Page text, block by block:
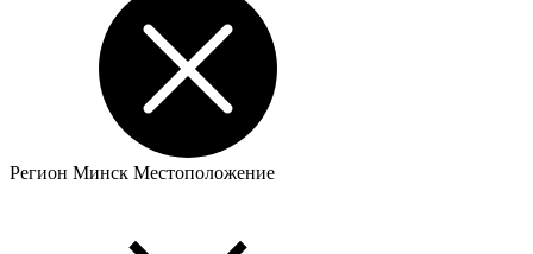
Регион Минск Местоположение